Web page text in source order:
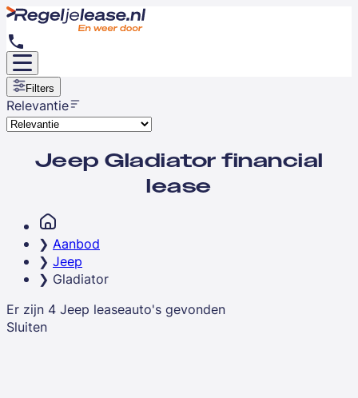
Filters
Relevantie
Jeep Gladiator financial
lease
Aanbod
Jeep
Gladiator
Er zijn 4 Jeep leaseauto's gevonden
Sluiten